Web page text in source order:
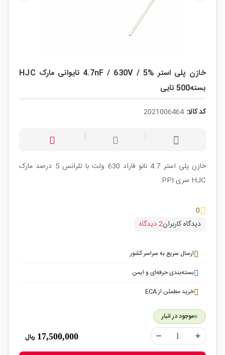
خازن پلی استر %5 / 4.7nF / 630V تایوانی مارک HJC
بسته500 تایی
کد کالا: 2021006464
خازن پلی استر 4.7 نانو فاراد 630 ولت با تلرانس 5 درصد مارک
HJC سری PPI
0
دیدگاه کاربران2 دیدگاه
ارسال سریع به سراسر کشور
بسته‌بندی حرفه‌ای و ایمن
خرید مطمئن از ECA
موجود در انبار
remove add
17,500,000 ریال